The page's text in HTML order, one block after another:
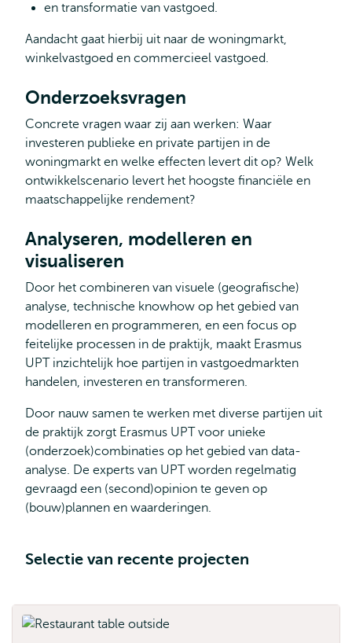
en transformatie van vastgoed.
Aandacht gaat hierbij uit naar de woningmarkt,
winkelvastgoed en commercieel vastgoed.
Onderzoeksvragen
Concrete vragen waar zij aan werken: Waar
investeren publieke en private partijen in de
woningmarkt en welke effecten levert dit op? Welk
ontwikkelscenario levert het hoogste financiële en
maatschappelijke rendement?
Analyseren, modelleren en
visualiseren
Door het combineren van visuele (geografische)
analyse, technische knowhow op het gebied van
modelleren en programmeren, en een focus op
feitelijke processen in de praktijk, maakt Erasmus
UPT inzichtelijk hoe partijen in vastgoedmarkten
handelen, investeren en transformeren.
Door nauw samen te werken met diverse partijen uit
de praktijk zorgt Erasmus UPT voor unieke
(onderzoek)combinaties op het gebied van data-
analyse. De experts van UPT worden regelmatig
gevraagd een (second)opinion te geven op
(bouw)plannen en waarderingen.
Selectie van recente projecten